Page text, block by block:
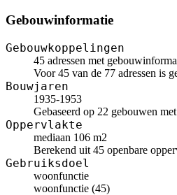
Gebouwinformatie
Gebouwkoppelingen
45 adressen met
Voor 45 van de 77 adressen is
Bouwjaren
1935-1953
Gebaseerd op 22 gebouwen
Oppervlakte
mediaan 106 m2
Berekend uit 45 openbare
Gebruiksdoel
woonfunctie
woonfunctie (45)